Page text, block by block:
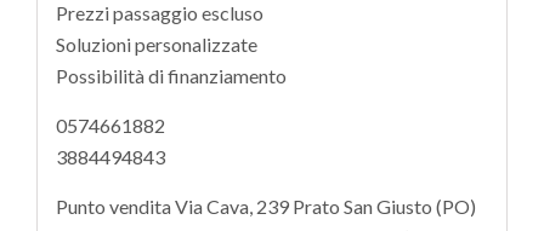
Prezzi passaggio escluso
Soluzioni personalizzate
Possibilità di finanziamento
0574661882
3884494843
Punto vendita Via Cava, 239 Prato San Giusto (PO)